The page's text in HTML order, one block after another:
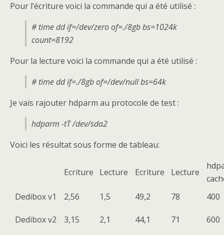
Pour l’écriture voici la commande qui a été utilisé :
# time dd if=/dev/zero of=./8gb bs=1024k
count=8192
Pour la lecture voici la commande qui a été utilisé :
# time dd if=./8gb of=/dev/null bs=64k
Je vais rajouter hdparm au protocole de test :
hdparm -tT /dev/sda2
Voici les résultat sous forme de tableau:
Ecriture Lecture Ecriture Lecture
Dedibox v1
2,56 1,5 49,2 78 400
Dedibox v2 3,15 2,1 44,1 71 600